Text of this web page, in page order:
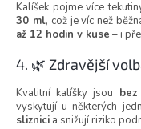
Kalíšek pojme více
30 ml, což je víc než
až 12 hodin v kuse – i
4. 🌿 Zdravější
Kvalitní kalíšky jsou
vyskytují u některých
sliznici a snižují riziko